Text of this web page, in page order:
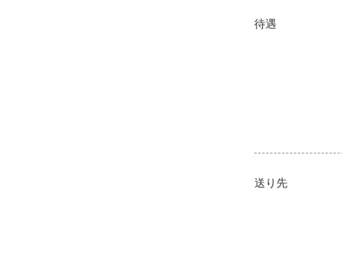
待遇
送り先